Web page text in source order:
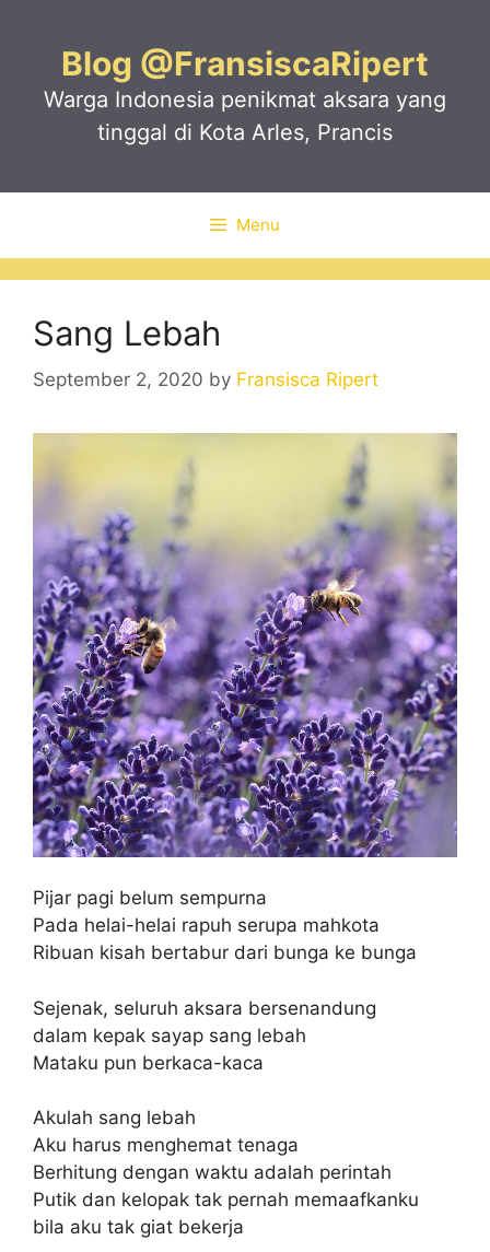
Blog @FransiscaRipert
Warga Indonesia penikmat aksara yang
tinggal di Kota Arles, Prancis
Menu
Sang Lebah
September 2, 2020 by Fransisca Ripert
Pijar pagi belum sempurna
Pada helai-helai rapuh serupa mahkota
Ribuan kisah bertabur dari bunga ke bunga
Sejenak, seluruh aksara bersenandung
dalam kepak sayap sang lebah
Mataku pun berkaca-kaca
Akulah sang lebah
Aku harus menghemat tenaga
Berhitung dengan waktu adalah perintah
Putik dan kelopak tak pernah memaafkanku
bila aku tak giat bekerja